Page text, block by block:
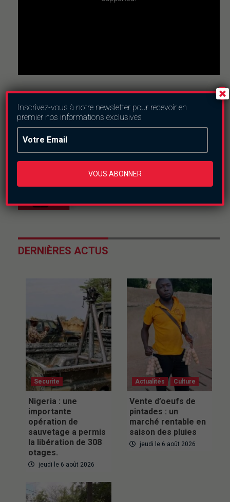
Nous suivre
DERNIÈRES ACTUS
Securite
Nigeria : une
importante
opération de
sauvetage a permis
la libération de 308
otages.
jeudi le 6 août 2026
Actualités Culture
Vente d’oeufs de
pintades : un
marché rentable en
saison des pluies
jeudi le 6 août 2026
Inscrivez-vous à notre newsletter pour recevoir en
premier nos informations exclusives
VOUS ABONNER